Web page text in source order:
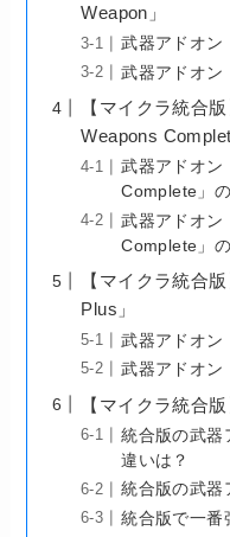
Weapon」
武器アドオン
武器アドオン
【マイクラ統合
Weapons
武器アドオ
Complete」
武器アドオ
Complete」
【マイクラ統合
Plus」
武器アドオン
武器アドオン
【マイクラ統合
統合版の武器
違いは？
統合版の武器
統合版で一番